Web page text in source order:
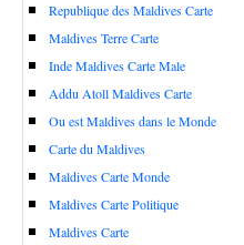
Republique des Maldives Carte
Maldives Terre Carte
Inde Maldives Carte Male
Addu Atoll Maldives Carte
Ou est Maldives dans le Monde
Carte du Maldives
Maldives Carte Monde
Maldives Carte Politique
Maldives Carte